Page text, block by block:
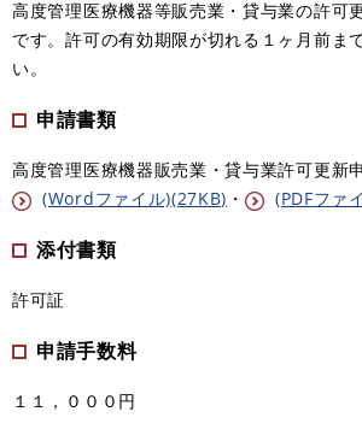
高度管理医療機器等販売業・貸与業の許可
です。許可の有効期限が切れる１ヶ月前ま
い。
申請書類
高度管理医療機器販売業・貸与業許可更新
(Wordファイル)(27KB) ・ (PDFファ
添付書類
許可証
申請手数料
１１，０００円